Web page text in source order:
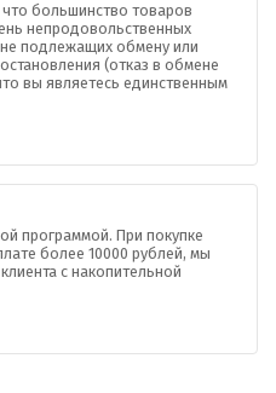
большинство товаров
непродовольственных
подлежащих обмену или
(отказ в обмене
вы являетесь единственным
программой. При покупке
более 10000 рублей, мы
с накопительной